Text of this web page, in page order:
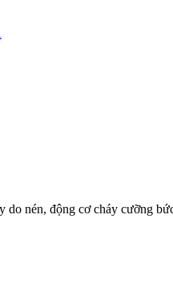
nén, động cơ cháy cưỡng